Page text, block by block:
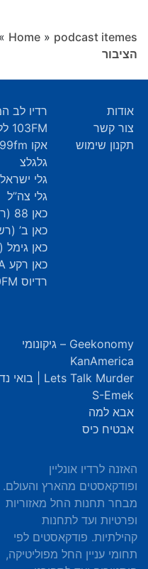
Home » podcast itemes
»
הציבור
אודות
צור קשר
תקנון שימוש
רדיו לב
103FM ללא הפסקה
אקו 99fm
גלגלצ
גלי ישראל
גלי צה”ל
כאן 88 (רדיו 88)
כאן ב’
כאן
כאן רקע REKA
רדיוס 100FM
Geekonomy – גיקונומי
KanAmerica
Lets Talk Murder | בואי נדבר רצח
S-Emek
אבא למה
אבטיח כיס
האזנה לרדיו אונליין
ופודקאסטים מהארץ והעולם.
מבחר תחנות החל מאזוריות
ופרטיות ועד לתחנות
קהילתיות. פודקאסטים לפי
תחומי עניין החל מפוליטיקה,